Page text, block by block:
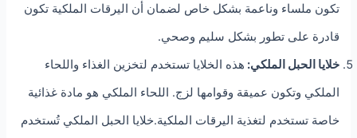
تكون ملساء وناعمة بشكل خاص لضمان أن اليرقات الملكية تكون
قادرة على تطور بشكل سليم وصحي.
خلايا الحبل الملكي: هذه الخلايا تستخدم لتخزين الغذاء واللحاء
الملكي وتكون عميقة وقوامها لزج. اللحاء الملكي هو مادة غذائية
خاصة تستخدم لتغذية اليرقات الملكية.خلايا الحبل الملكي تُستخدم